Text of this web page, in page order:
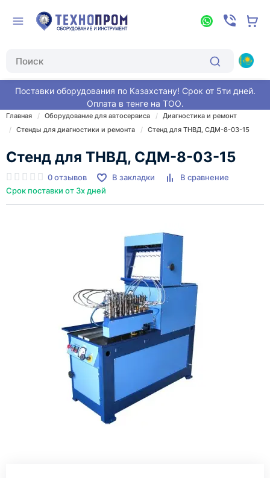
Поставки оборудования по Казахстану! Срок от 5ти дней.
Оплата в тенге на ТОО.
Главная Оборудование для автосервиса
Диагностика и ремонт
Стенды для диагностики и ремонта
Стенд для ТНВД, СДМ-8-03-15
Стенд для ТНВД, СДМ-8-03-15
0 отзывов В закладки
В сравнение
Срок поставки от 3х дней